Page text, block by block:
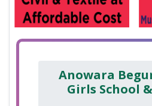
Anowara
Girls School